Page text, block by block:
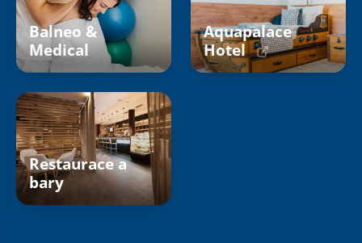
Balneo &
Medical
Aquapalace
Hotel
Restaurace a
bary